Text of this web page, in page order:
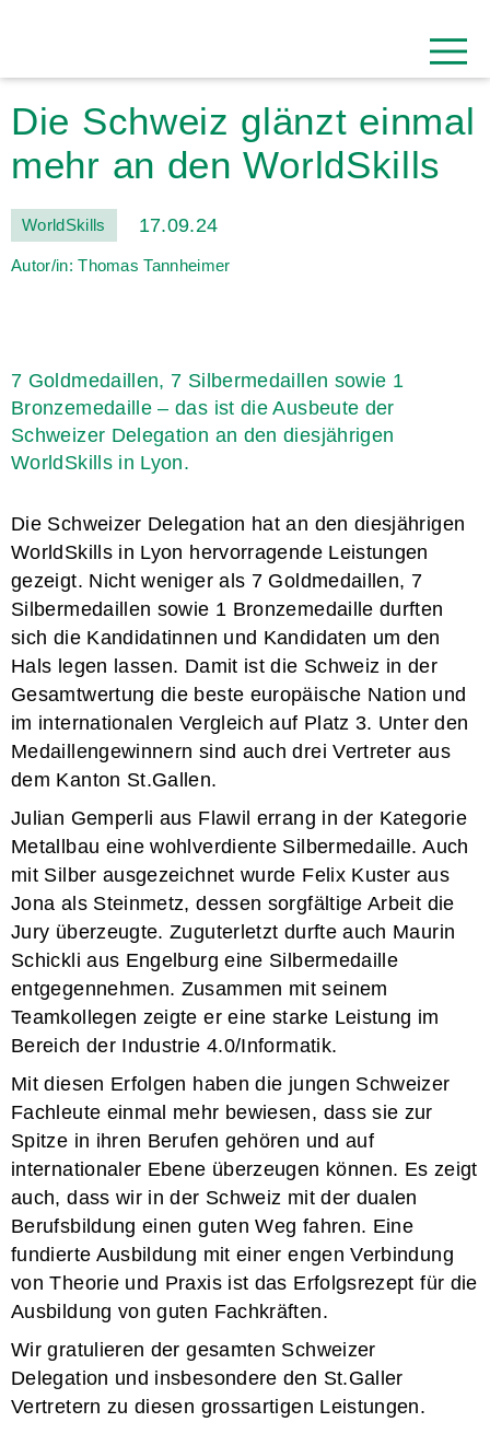
Die Schweiz glänzt einmal
mehr an den WorldSkills
WorldSkills 17.09.24
Autor/in: Thomas Tannheimer
7 Goldmedaillen, 7 Silbermedaillen sowie 1
Bronzemedaille – das ist die Ausbeute der
Schweizer Delegation an den diesjährigen
WorldSkills in Lyon.
Die Schweizer Delegation hat an den diesjährigen
WorldSkills in Lyon hervorragende Leistungen
gezeigt. Nicht weniger als 7 Goldmedaillen, 7
Silbermedaillen sowie 1 Bronzemedaille durften
sich die Kandidatinnen und Kandidaten um den
Hals legen lassen. Damit ist die Schweiz in der
Gesamtwertung die beste europäische Nation und
im internationalen Vergleich auf Platz 3. Unter den
Medaillengewinnern sind auch drei Vertreter aus
dem Kanton St.Gallen.
Julian Gemperli aus Flawil errang in der Kategorie
Metallbau eine wohlverdiente Silbermedaille. Auch
mit Silber ausgezeichnet wurde Felix Kuster aus
Jona als Steinmetz, dessen sorgfältige Arbeit die
Jury überzeugte. Zuguterletzt durfte auch Maurin
Schickli aus Engelburg eine Silbermedaille
entgegennehmen. Zusammen mit seinem
Teamkollegen zeigte er eine starke Leistung im
Bereich der Industrie 4.0/Informatik.
Mit diesen Erfolgen haben die jungen Schweizer
Fachleute einmal mehr bewiesen, dass sie zur
Spitze in ihren Berufen gehören und auf
internationaler Ebene überzeugen können. Es zeigt
auch, dass wir in der Schweiz mit der dualen
Berufsbildung einen guten Weg fahren. Eine
fundierte Ausbildung mit einer engen Verbindung
von Theorie und Praxis ist das Erfolgsrezept für die
Ausbildung von guten Fachkräften.
Wir gratulieren der gesamten Schweizer
Delegation und insbesondere den St.Galler
Vertretern zu diesen grossartigen Leistungen.